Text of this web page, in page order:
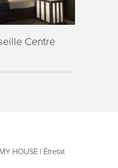
Centre
HOUSE Étretat